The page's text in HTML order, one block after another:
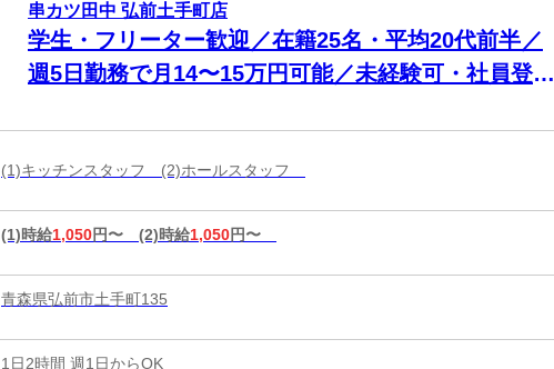
串カツ田中 弘前土手町店
学生・フリーター歓迎／在籍25名・平均20代前半／
週5日勤務で月14〜15万円可能／未経験可・社員登用
(1)キッチンスタッフ (2)ホールスタッフ
(1)時給1,050円〜 (2)時給1,050円〜
青森県弘前市土手町135
1日2時間 週1日からOK